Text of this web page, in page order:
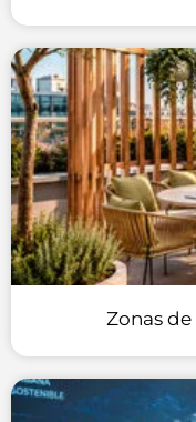
Zonas